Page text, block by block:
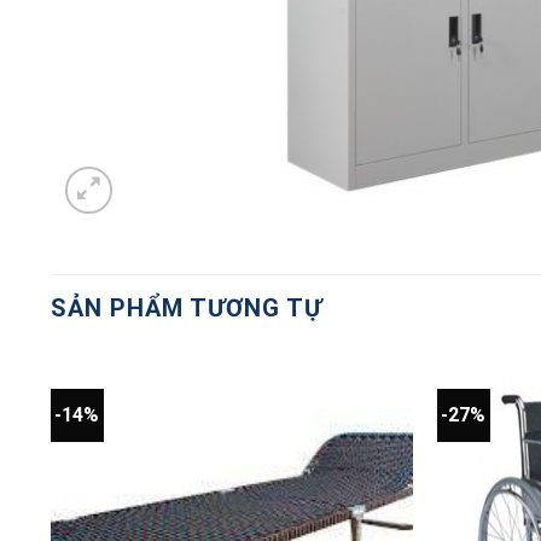
SẢN PHẨM TƯƠNG TỰ
-14% -27%